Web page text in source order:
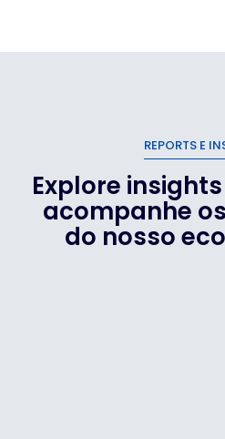
REPORTS E
Explore
acompanhe
do nosso